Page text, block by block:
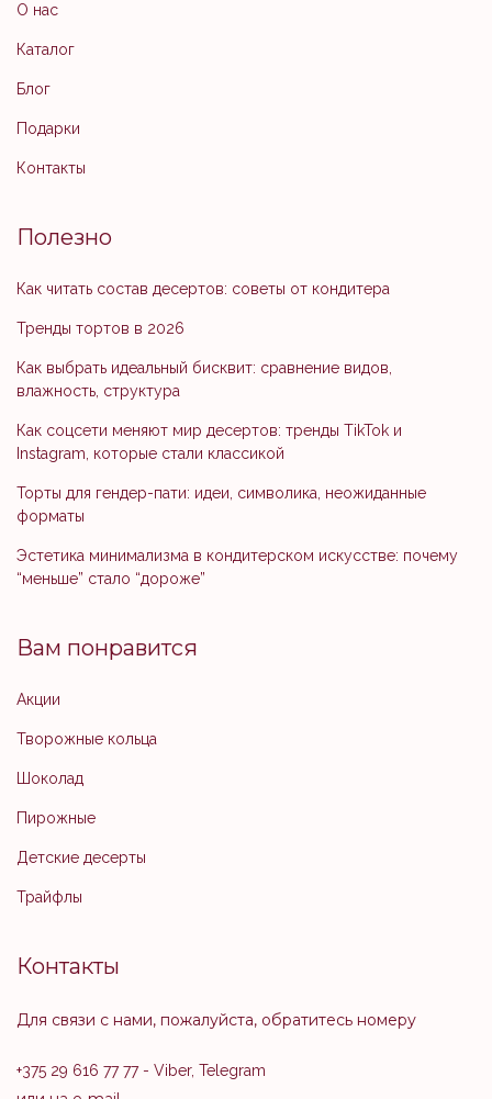
О нас
Каталог
Блог
Подарки
Контакты
Полезно
Как читать состав десертов: советы от кондитера
Тренды тортов в 2026
Как выбрать идеальный бисквит: сравнение видов,
влажность, структура
Как соцсети меняют мир десертов: тренды TikTok и
Instagram, которые стали классикой
Торты для гендер-пати: идеи, символика, неожиданные
форматы
Эстетика минимализма в кондитерском искусстве: почему
“меньше” стало “дороже”
Вам понравится
Акции
Творожные кольца
Шоколад
Пирожные
Детские десерты
Трайфлы
Контакты
Для связи с нами, пожалуйста, обратитесь номеру
+375 29 616 77 77- Viber, Telegram